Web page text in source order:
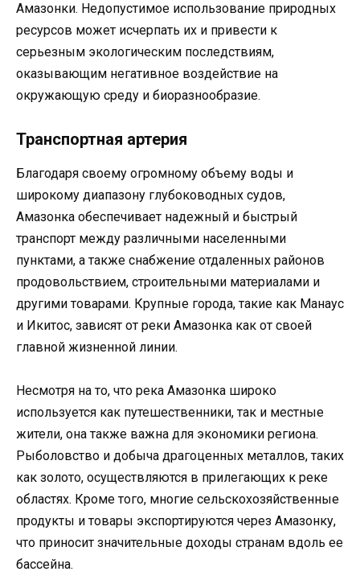
Амазонки. Недопустимое использование природных
ресурсов может исчерпать их и привести к
серьезным экологическим последствиям,
оказывающим негативное воздействие на
окружающую среду и биоразнообразие.
Транспортная артерия
Благодаря своему огромному объему воды и
широкому диапазону глубоководных судов,
Амазонка обеспечивает надежный и быстрый
транспорт между различными населенными
пунктами, а также снабжение отдаленных районов
продовольствием, строительными материалами и
другими товарами. Крупные города, такие как Манаус
и Икитос, зависят от реки Амазонка как от своей
главной жизненной линии.
Несмотря на то, что река Амазонка широко
используется как путешественники, так и местные
жители, она также важна для экономики региона.
Рыболовство и добыча драгоценных металлов, таких
как золото, осуществляются в прилегающих к реке
областях. Кроме того, многие сельскохозяйственные
продукты и товары экспортируются через Амазонку,
что приносит значительные доходы странам вдоль ее
бассейна.